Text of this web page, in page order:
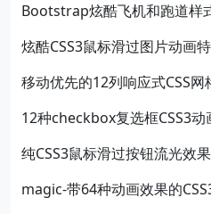
Bootstrap炫酷飞机和跑道样
炫酷CSS3鼠标滑过图片动画
移动优先的12列响应式CSS网
12种checkbox复选框CSS3动
纯CSS3鼠标滑过按钮流光效果
magic-带64种动画效果的